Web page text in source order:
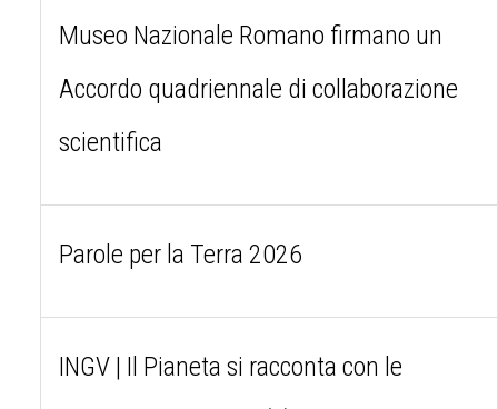
Museo Nazionale Romano firmano un
Accordo quadriennale di collaborazione
scientifica
Parole per la Terra 2026
INGV | Il Pianeta si racconta con le